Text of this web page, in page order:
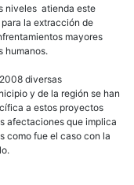
niveles atienda este
la extracción de
mayores
humanos.
diversas
y de la región se han
a estos proyectos
afectaciones que implica
como fue el caso con la